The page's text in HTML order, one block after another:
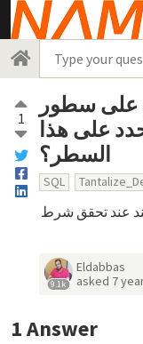
1
على سطور
على هذا
السطر؟
SQL
عند تحقق شرط
9.1k
Eldabbas
asked 7
1Answer